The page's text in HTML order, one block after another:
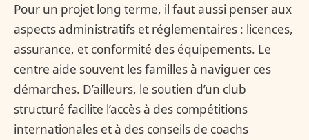
Pour un projet long terme, il faut aussi penser aux
aspects administratifs et réglementaires : licences,
assurance, et conformité des équipements. Le
centre aide souvent les familles à naviguer ces
démarches. D’ailleurs, le soutien d’un club
structuré facilite l’accès à des compétitions
internationales et à des conseils de coachs